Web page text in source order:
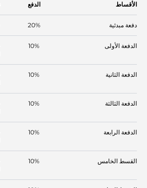
الأقساط الدفع
دفعة مبدئية 20%
الدفعة الأولى 10%
الدفعة الثانية 10%
الدفعة الثالثة 10%
الدفعة الرابعة 10%
القسط الخامس 10%